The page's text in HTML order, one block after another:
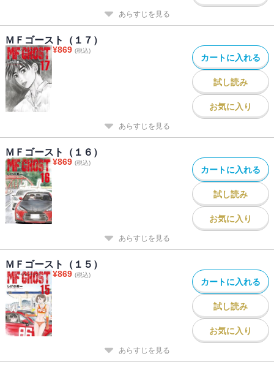
あらすじを見る
ＭＦゴースト（１７）
¥869 (税込)
カートに入れる
試し読み
お気に入り
あらすじを見る
ＭＦゴースト（１６）
¥869 (税込)
カートに入れる
試し読み
お気に入り
あらすじを見る
ＭＦゴースト（１５）
¥869 (税込)
カートに入れる
試し読み
お気に入り
あらすじを見る